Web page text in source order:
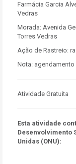
Farmácia Garcia
Vedras
Morada: Avenida
Torres Vedras
Ação de Rastreio:
Nota:
Atividade Gratuita
Esta atividade
Desenvolvimento
Unidas (ONU):